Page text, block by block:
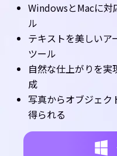
WindowsとMacに対
ル
テキストを美しいア
ツール
自然な仕上がりを
成
写真からオブジェク
得られる